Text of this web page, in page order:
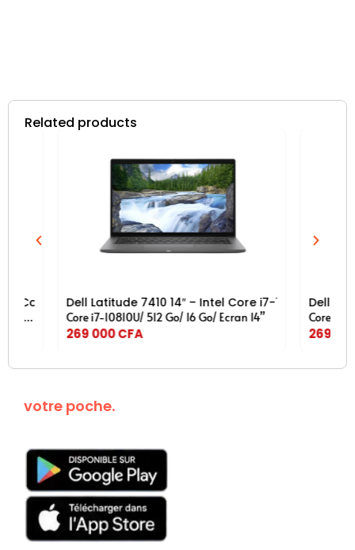
Related products
Go , Écran Tactile PixelSense , 4G LTE , Windows 11 Pro
i5-6300U , 8 Go RAM , SSD 256 Go , Écran Full HD ,
Dell Latitude 7410 14″ – Intel Core i7-10810U , 16 Go RAM
Core i7-10810U/512 Go/ 16 Go/ Ecran 14”
269 000CFA
Dell Latitude
Core i5-1145G7/
269 000CFA
votre poche.
Téléchargez